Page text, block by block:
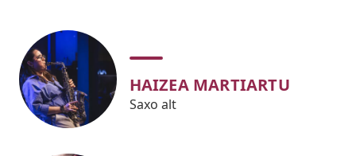
HAIZEA MARTIARTU
Saxo alt